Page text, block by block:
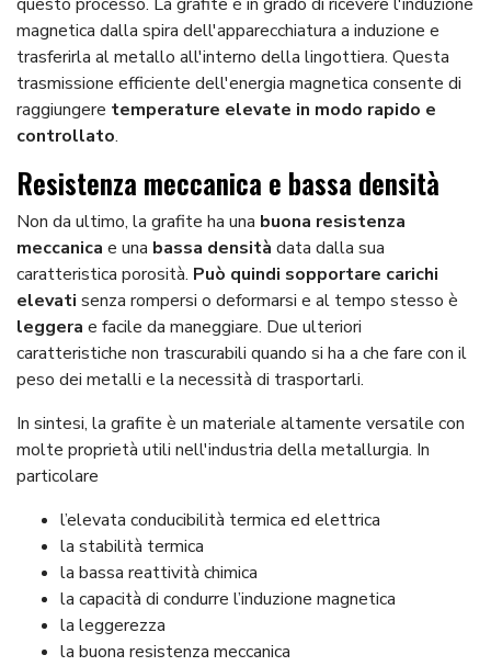
magnetica dalla spira dell'apparecchiatura a induzione e
trasferirla al metallo all'interno della lingottiera. Questa
trasmissione efficiente dell'energia magnetica consente di
raggiungere temperature elevate in modo rapido e
controllato.
Resistenza meccanica e bassa densità
Non da ultimo, la grafite ha una buona resistenza
meccanica e una bassa densità data dalla sua
caratteristica porosità. Può quindi sopportare carichi
elevati senza rompersi o deformarsi e al tempo stesso è
leggera e facile da maneggiare. Due ulteriori
caratteristiche non trascurabili quando si ha a che fare con il
peso dei metalli e la necessità di trasportarli.
In sintesi, la grafite è un materiale altamente versatile con
molte proprietà utili nell'industria della metallurgia. In
particolare
l’elevata conducibilità termica ed elettrica
la stabilità termica
la bassa reattività chimica
la capacità di condurre l’induzione magnetica
la leggerezza
la buona resistenza meccanica